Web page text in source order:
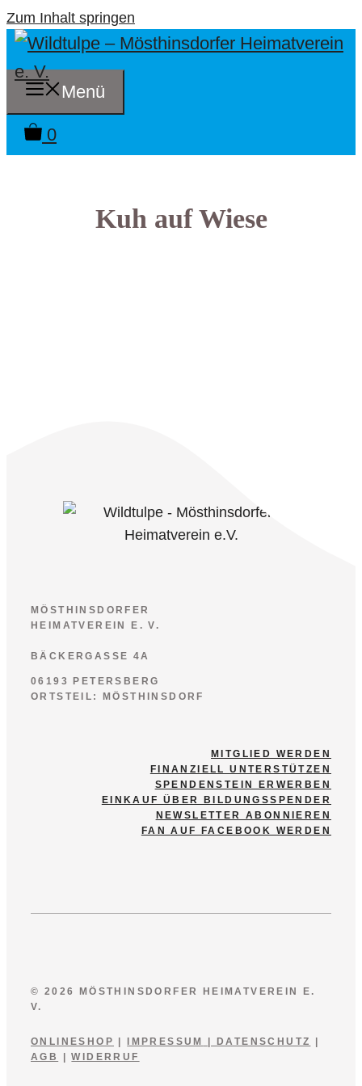
Zum Inhalt springen
Menü
0
Kuh auf Wiese
MÖSTHINSDORFER
HEIMATVEREIN E. V.
BÄCKERGASSE 4A
06193 PETERSBERG
ORTSTEIL: MÖSTHINSDORF
MITGLIED WERDEN
FINANZIELL UNTERSTÜTZEN
SPENDENSTEIN ERWERBEN
EINKAUF ÜBER BILDUNGSSPENDER
NEWSLETTER ABONNIEREN
FAN AUF FACEBOOK WERDEN
© 2026 MÖSTHINSDORFER HEIMATVEREIN E.
V.
ONLINESHOP |IMPRESSUM |DATENSCHUTZ
|
AGB
|WIDERRUF